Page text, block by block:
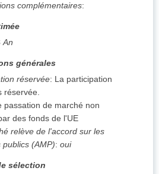
complémentaires:
An
générales
réservée: La participation
réservée.
passation de marché non
des fonds de l'UE
relève de l'accord sur les
publics (AMP): oui
sélection